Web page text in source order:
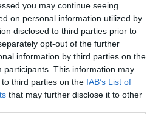
you may continue seeing
on personal information utilized by
disclosed to third parties prior to
opt-out of the further
information by third parties on the
participants. This information may
third parties on the IAB’s List of
that may further disclose it to other
CO LEE ÉS A
KONCERTJÉT IS
augusztus 10|Programok